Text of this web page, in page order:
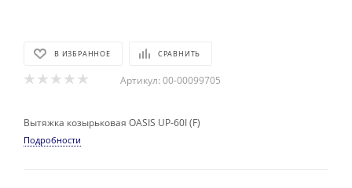
В ИЗБРАННОЕ СРАВНИТЬ
Артикул: 00-00099705
Вытяжка козырьковая OASIS UP-60I (F)
Подробности